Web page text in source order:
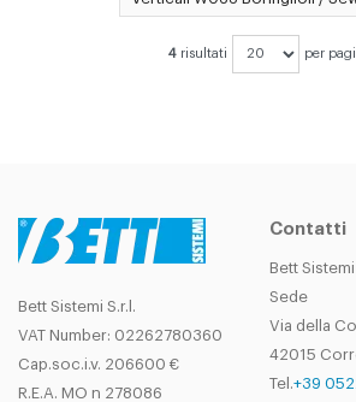
4 risultati per
Bett Sistemi S.r.l.
VAT Number: 02262780360
Cap.soc.i.v. 206600 €
R.E.A. MO n 278086
Contatti
Bett Sistemi
Sede
Via della
42015
Tel. +39